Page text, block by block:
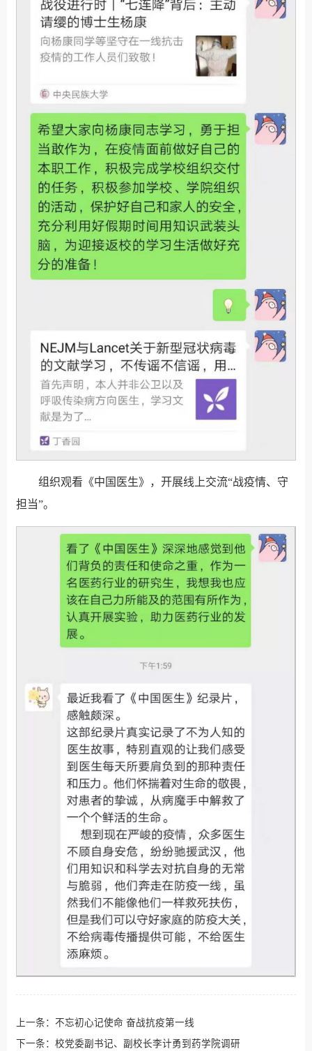
组织观看《中国医生》，开展线上交流“战疫情、守
担当”。
上一条： 不忘初心记使命 奋战抗疫第一线
下一条： 校党委副书记、副校长李计勇到药学院调研